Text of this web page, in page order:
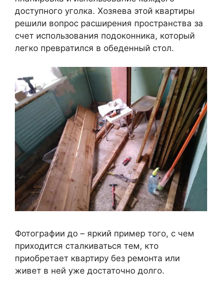
доступного уголка. Хозяева этой квартиры
решили вопрос расширения пространства за
счет использования подоконника, который
легко превратился в обеденный стол.
Фотографии до – яркий пример того, с чем
приходится сталкиваться тем, кто
приобретает квартиру без ремонта или
живет в ней уже достаточно долго.